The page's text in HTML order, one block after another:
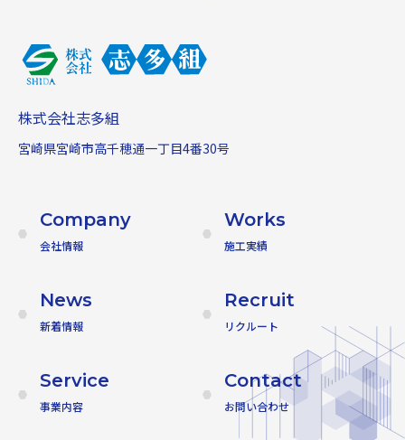
株式会社志多組
宮崎県宮崎市高千穂通一丁目4番30号
Company
会社情報
Works
施工実績
News
新着情報
Recruit
リクルート
Service
事業内容
Contact
お問い合わせ